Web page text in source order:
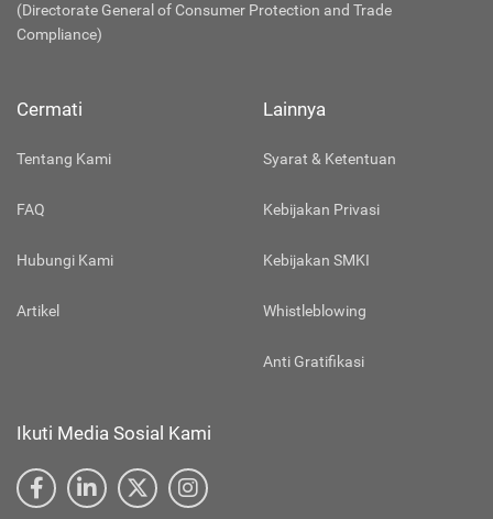
(Directorate General of Consumer Protection and Trade
Compliance)
Cermati
Tentang Kami
FAQ
Hubungi Kami
Artikel
Lainnya
Syarat & Ketentuan
Kebijakan Privasi
Kebijakan SMKI
Whistleblowing
Anti Gratifikasi
Ikuti Media Sosial Kami